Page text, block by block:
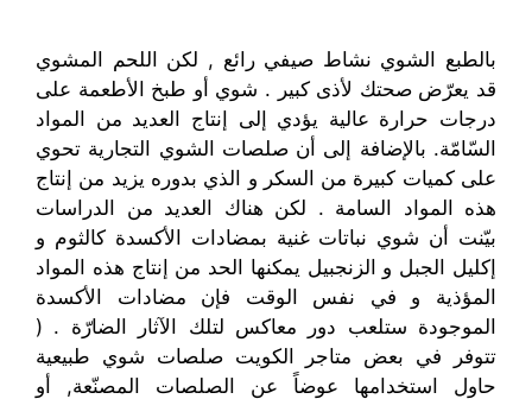
بالطبع الشوي نشاط صيفي رائع , لكن اللحم المشوي
قد يعرّض صحتك لأذى كبير . شوي أو طبخ الأطعمة على
درجات حرارة عالية يؤدي إلى إنتاج العديد من المواد
السّامّة. بالإضافة إلى أن صلصات الشوي التجارية تحوي
على كميات كبيرة من السكر و الذي بدوره يزيد من إنتاج
هذه المواد السامة . لكن هناك العديد من الدراسات
بيّنت أن شوي نباتات غنية بمضادات الأكسدة كالثوم و
إكليل الجبل و الزنجبيل يمكنها الحد من إنتاج هذه المواد
المؤذية و في نفس الوقت فإن مضادات الأكسدة
الموجودة ستلعب دور معاكس لتلك الآثار الضارّة . (
تتوفر في بعض متاجر الكويت صلصات شوي طبيعية
حاول استخدامها عوضاً عن الصلصات المصنّعة, أو